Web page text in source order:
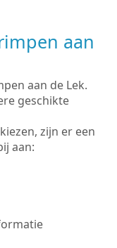
aan
aan de Lek.
geschikte
zijn er een
aan: